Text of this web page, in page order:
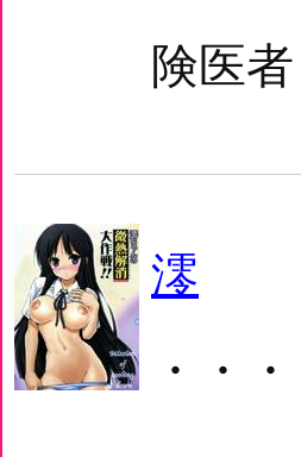
険医
澪
・・・